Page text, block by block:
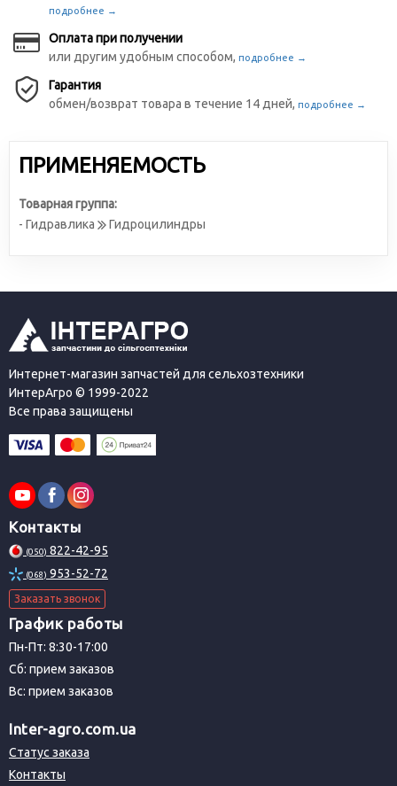
подробнее →
Оплата при получении
или другим удобным способом, подробнее →
Гарантия
обмен/возврат товара в течение 14 дней, подробнее →
ПРИМЕНЯЕМОСТЬ
Товарная группа:
- Гидравлика
Гидроцилиндры
Интернет-магазин запчастей для сельхозтехники
ИнтерАгро © 1999-2022
Все права защищены
Контакты
(050) 822-42-95
(068) 953-52-72
Заказать звонок
График работы
Пн-Пт: 8:30-17:00
Сб: прием заказов
Вс: прием заказов
Inter-agro.com.ua
Статус заказа
Контакты